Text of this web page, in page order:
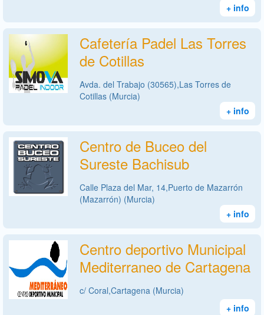
+ info
Cafetería Padel Las Torres
de Cotillas
Avda. del Trabajo (30565),Las Torres de
Cotillas (Murcia)
+ info
Centro de Buceo del
Sureste Bachisub
Calle Plaza del Mar, 14,Puerto de Mazarrón
(Mazarrón) (Murcia)
+ info
Centro deportivo Municipal
Mediterraneo de Cartagena
c/ Coral,Cartagena (Murcia)
+ info